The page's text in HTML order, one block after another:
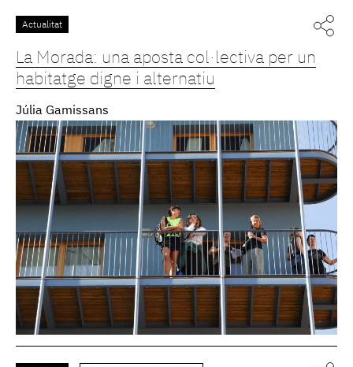
Actualitat
La Morada: una aposta col·lectiva per un
habitatge digne i alternatiu
Júlia Gamissans